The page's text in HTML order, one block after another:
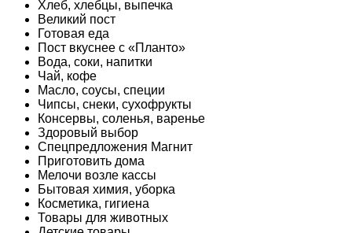
Хлеб, хлебцы, выпечка
Великий пост
Готовая еда
Пост вкуснее с «Планто»
Вода, соки, напитки
Чай, кофе
Масло, соусы, специи
Чипсы, снеки, сухофрукты
Консервы, соленья, варенье
Здоровый выбор
Спецпредложения Магнит
Приготовить дома
Мелочи возле кассы
Бытовая химия, уборка
Косметика, гигиена
Товары для животных